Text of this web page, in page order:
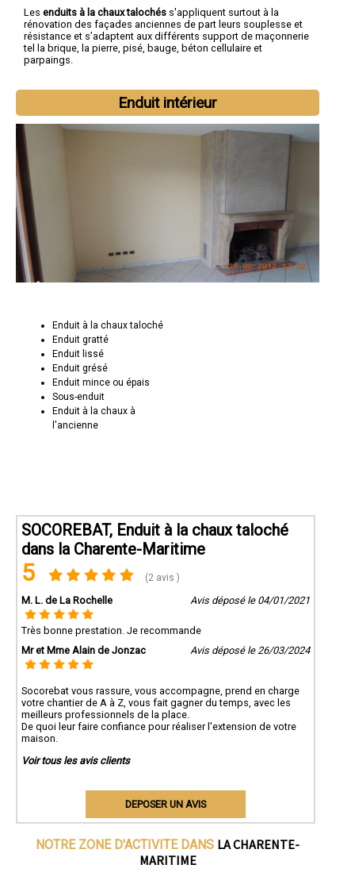
Les enduits à la chaux talochés s'appliquent surtout à la
rénovation des façades anciennes de part leurs souplesse et
résistance et s’adaptent aux différents support de maçonnerie
tel la brique, la pierre, pisé, bauge, béton cellulaire et
parpaings.
Enduit intérieur
Enduit à la chaux taloché
Enduit gratté
Enduit lissé
Enduit grésé
Enduit mince ou épais
Sous-enduit
Enduit à la chaux à
l'ancienne
SOCOREBAT, Enduit à la chaux taloché
dans la Charente-Maritime
5 (2 avis )
M. L. de La Rochelle Avis déposé le 04/01/2021
Très bonne prestation. Je recommande
Mr et Mme Alain de Jonzac
Avis déposé le 26/03/2024
Socorebat vous rassure, vous accompagne, prend en charge
votre chantier de A à Z, vous fait gagner du temps, avec les
meilleurs professionnels de la place.
De quoi leur faire confiance pour réaliser l'extension de votre
maison.
Voir tous les avis clients
DEPOSER UN AVIS
NOTRE ZONE D'ACTIVITE DANS LA CHARENTE-
MARITIME